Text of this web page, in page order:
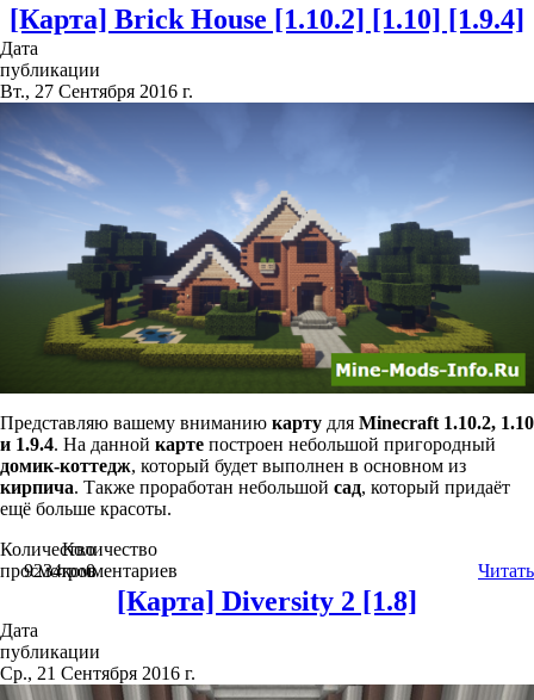
[Карта] Brick House [1.10.2] [1.10] [1.9.4]
Дата
публикации
Вт., 27 Сентября 2016 г.
Представляю вашему вниманию карту для Minecraft 1.10.2, 1.10
и 1.9.4. На данной карте построен небольшой пригородный
домик-коттедж, который будет выполнен в основном из
кирпича. Также проработан небольшой сад, который придаёт
ещё больше красоты.
Количество
просмотров
9234
Количество
комментариев
0 Читать
[Карта] Diversity 2 [1.8]
Дата
публикации
Ср., 21 Сентября 2016 г.